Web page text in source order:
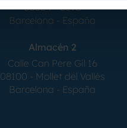
08554 - Seva
Barcelona - España
Almacén 2
Calle Can Pere Gil 16
08100 - Mollet del Vallés
Barcelona - España